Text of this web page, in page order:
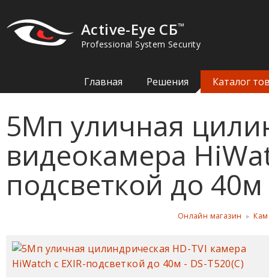
Active-Eye СБ™
Professional System Security
Главная Решения Каталог
5Мп уличная
видеокамера
подсветкой до 40м
Онлайн магазин